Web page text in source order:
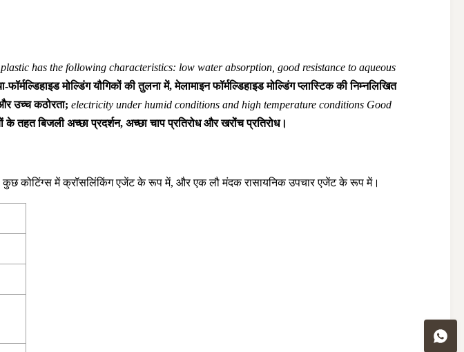
has the following characteristics: low water absorption, good resistance to aqueous
फॉर्मल्डिहाइड मोल्डिंग यौगिकों की तुलना में, मेलामाइन फॉर्मल्डिहाइड मोल्डिंग प्लास्टिक की निम्नलिखित
उच्च कठोरता; electricity under humid conditions and high temperature conditions Good
के तहत बिजली अच्छा प्रदर्शन, अच्छा चाप प्रतिरोध और खरोंच प्रतिरोध।
कोटिंग्स में क्रॉसलिंकिंग एजेंट के रूप में, और एक लौ मंदक रासायनिक उपचार एजेंट के रूप में।